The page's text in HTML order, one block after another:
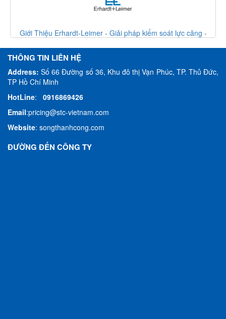
căng -
Giới Thiệu Erhardt-Leimer - Giải pháp kiểm soát lực
THÔNG TIN LIÊN HỆ
Address:Số 66 Đường số 36, Khu đô thị Vạn Phúc, TP. Thủ Đức,
TP Hồ Chí Minh
HotLine: 0916869426
Email:pricing@stc-vietnam.com
Website: songthanhcong.com
ĐƯỜNG ĐẾN CÔNG TY